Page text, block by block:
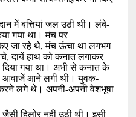
में बत्तियां जल उठी थी। लंबे-
गया था। मंच पर
जा रहे थे, मंच ऊंचा था लगभग
, दायें हाथ को कनात लगाकर
दिया गया था। अभी से कनात के
आवाजें आने लगी थी। युवक-
लगे थे। अपनी-अपनी वेशभूषा
हिलोर नहीं उठी थी। इसी